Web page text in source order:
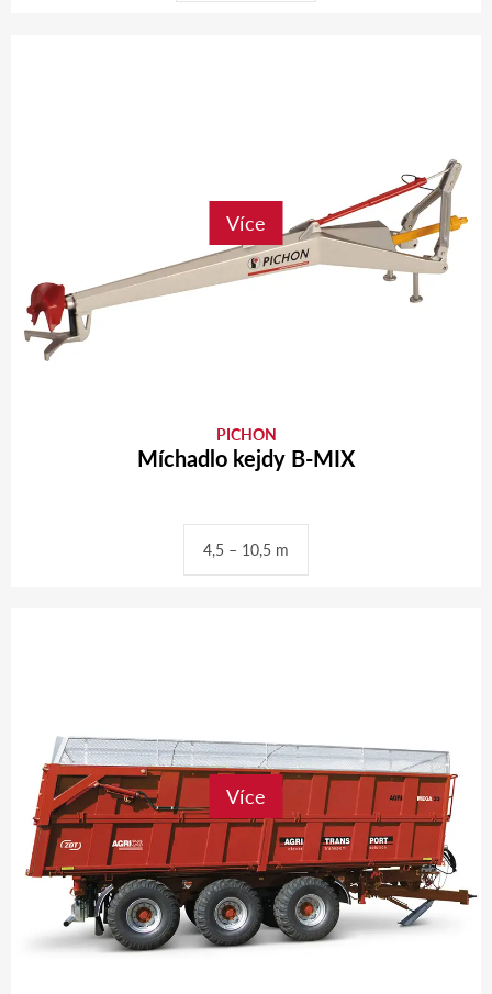
Více
PICHON
Míchadlo kejdy B-MIX
4,5 – 10,5 m
Více